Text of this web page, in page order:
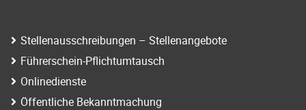
Stellenausschreibungen – Stellenangebote
Führerschein-Pflichtumtausch
Onlinedienste
Öffentliche Bekanntmachung